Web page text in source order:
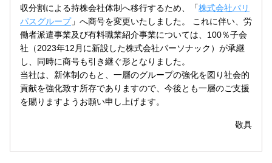
収分割による持株会社体制へ移行するため、「株式会社パリ
パスグループ」へ商号を変更いたしました。 これに伴い、労
働者派遣事業及び有料職業紹介事業については、100％子会
社（2023年12月に新設した株式会社パーソナック）が承継
し、同時に商号も引き継ぐ形となりました。
当社は、新体制のもと、一層のグループの強化を図り社会的
貢献を強化致す所存でありますので、今後とも一層のご支援
を賜りますようお願い申し上げます。
敬具